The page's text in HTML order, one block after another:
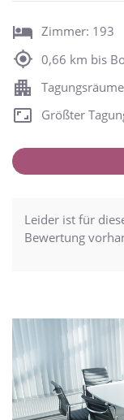
Zimmer: 193
0,66 km bis
Größter
Leider ist für
Bewertung